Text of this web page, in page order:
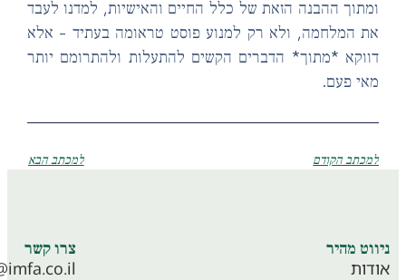
ההבנה הזאת של כלל החיים והאישיות, למדנו לעבד
המלחמה, ולא רק למנוע פוסט טראומה בעתיד – אלא
*מתוך* הדברים הקשים להתעלות ולהתרומם יותר
פעם.
הקודם למכתב הבא
מהיר צרו קשר
info@imfa.co.il